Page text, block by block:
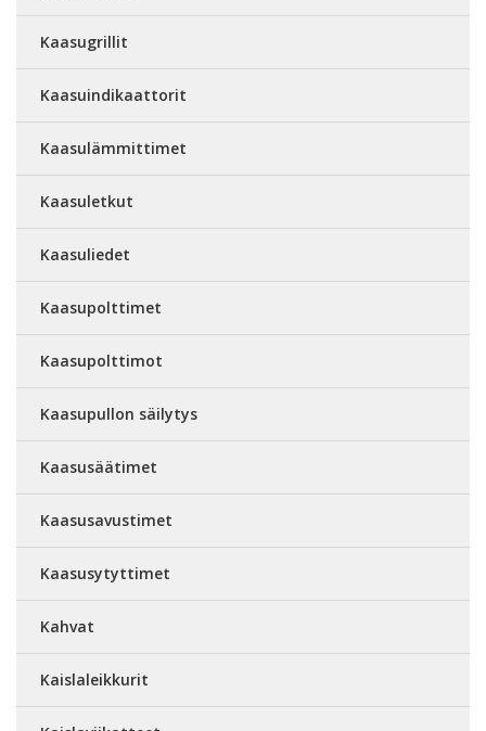
Kaasugrillit
Kaasuindikaattorit
Kaasulämmittimet
Kaasuletkut
Kaasuliedet
Kaasupolttimet
Kaasupolttimot
Kaasupullon säilytys
Kaasusäätimet
Kaasusavustimet
Kaasusytyttimet
Kahvat
Kaislaleikkurit